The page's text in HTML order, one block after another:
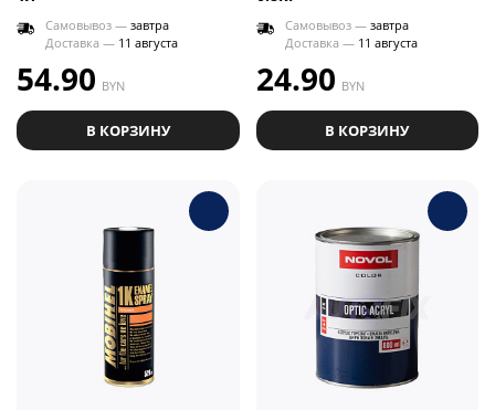
Самовывоз — завтра
Доставка — 11 августа
54.90 BYN
В КОРЗИНУ
Самовывоз — завтра
Доставка — 11 августа
24.90 BYN
В КОРЗИНУ